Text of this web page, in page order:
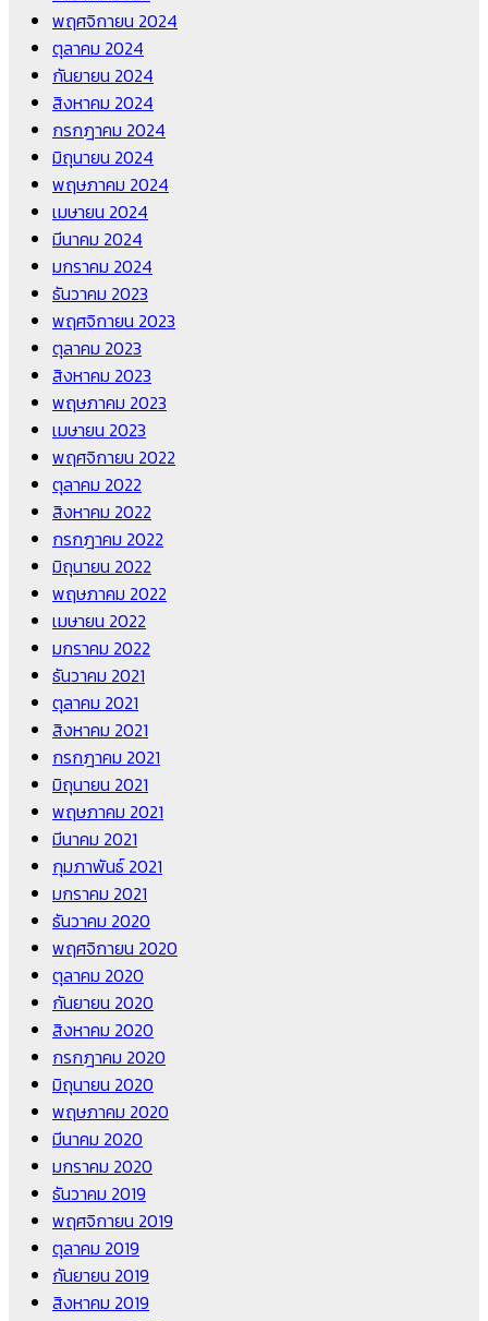
พฤศจิกายน 2024
ตุลาคม 2024
กันยายน 2024
สิงหาคม 2024
กรกฎาคม 2024
มิถุนายน 2024
พฤษภาคม 2024
เมษายน 2024
มีนาคม 2024
มกราคม 2024
ธันวาคม 2023
พฤศจิกายน 2023
ตุลาคม 2023
สิงหาคม 2023
พฤษภาคม 2023
เมษายน 2023
พฤศจิกายน 2022
ตุลาคม 2022
สิงหาคม 2022
กรกฎาคม 2022
มิถุนายน 2022
พฤษภาคม 2022
เมษายน 2022
มกราคม 2022
ธันวาคม 2021
ตุลาคม 2021
สิงหาคม 2021
กรกฎาคม 2021
มิถุนายน 2021
พฤษภาคม 2021
มีนาคม 2021
กุมภาพันธ์ 2021
มกราคม 2021
ธันวาคม 2020
พฤศจิกายน 2020
ตุลาคม 2020
กันยายน 2020
สิงหาคม 2020
กรกฎาคม 2020
มิถุนายน 2020
พฤษภาคม 2020
มีนาคม 2020
มกราคม 2020
ธันวาคม 2019
พฤศจิกายน 2019
ตุลาคม 2019
กันยายน 2019
สิงหาคม 2019